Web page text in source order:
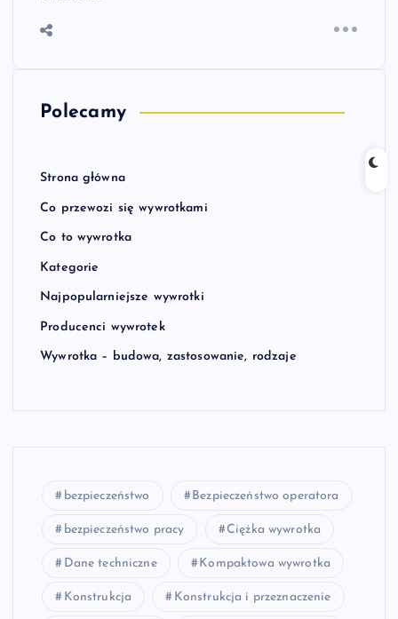
Polecamy
Strona główna
Co przewozi się wywrotkami
Co to wywrotka
Kategorie
Najpopularniejsze wywrotki
Producenci wywrotek
Wywrotka – budowa, zastosowanie, rodzaje
bezpieczeństwo Bezpieczeństwo operatora
bezpieczeństwo pracy Ciężka wywrotka
Dane techniczne Kompaktowa wywrotka
Konstrukcja Konstrukcja i przeznaczenie